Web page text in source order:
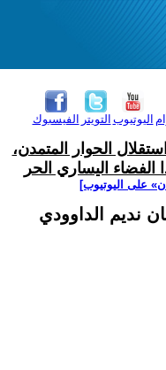
الفيسبوك التويتر اليوتيوب
الحوار المتمدن،
اليساري الحر
على اليوتيوب]
نديم الداوودي